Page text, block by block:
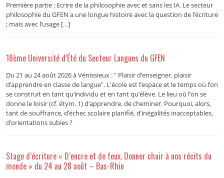
Première partie : Ecrire de la philosophie avec et sans les IA. Le secteur
philosophie du GFEN a une longue histoire avec la question de l’écriture
; mais avec l’usage […]
18ème Université d’Été du Secteur Langues du GFEN
Du 21 au 24 août 2026 à Vénissieux : " Plaisir d’enseigner, plaisir
d’apprendre en classe de langue". L'école est l’espace et le temps où l’on
se construit en tant qu’individu et en tant qu’élève. Le lieu où l’on se
donne le loisir (cf. étym. 1) d’apprendre, de cheminer. Pourquoi, alors,
tant de souffrance, d’échec scolaire planifié, d’inégalités inacceptables,
d’orientations subies ?
Stage d’écriture « D’encre et de feux. Donner chair à nos récits du
monde » du 24 au 28 août – Bas-Rhin